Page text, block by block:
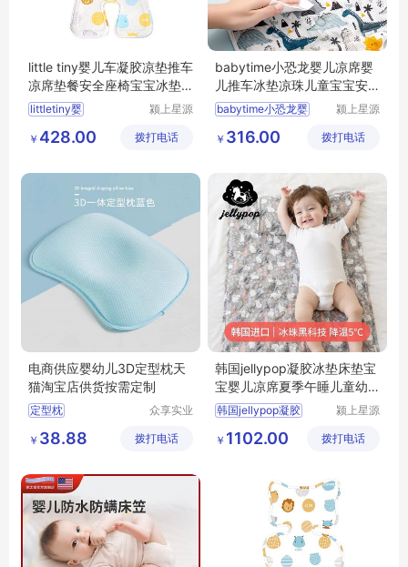
little tiny婴儿车凝胶凉垫推车
凉席垫餐安全座椅宝宝冰垫
通用夏
littletiny婴
颍上星源
有限公司
￥ 428.00 拨打电话
babytime小恐龙婴儿凉席婴
儿推车冰垫凉珠儿童宝宝安
全座椅通用夏
babytime小恐龙婴
颍上星源
有限公司
￥ 316.00 拨打电话
电商供应婴幼儿3D定型枕天
猫淘宝店供货按需定制
定型枕
众享实业
有限公司
￥ 38.88 拨打电话
韩国jellypop凝胶冰垫床垫宝
宝婴儿凉席夏季午睡儿童幼
儿园席子
韩国jellypop凝胶
颍上星源
有限公司
￥ 1102.00 拨打电话